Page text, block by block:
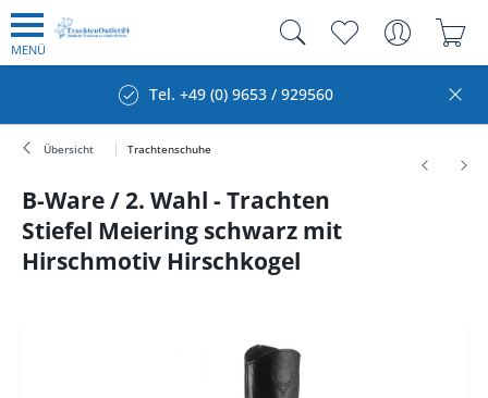
MENÜ
Tel. +49 (0) 9653 / 929560
Übersicht Trachtenschuhe
B-Ware / 2. Wahl - Trachten
Stiefel Meiering schwarz mit
Hirschmotiv Hirschkogel